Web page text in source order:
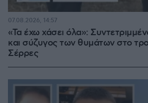
«Τα έχω χάσει όλα»:
και σύζυγος των θυμάτων στο
Σέρρες
07.08.2026, 14:57